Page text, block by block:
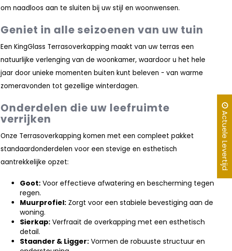
om naadloos aan te sluiten bij uw stijl en woonwensen.
Geniet in alle seizoenen van uw tuin
Een KingGlass Terrasoverkapping maakt van uw terras een
natuurlijke verlenging van de woonkamer, waardoor u het hele
jaar door unieke momenten buiten kunt beleven - van warme
zomeravonden tot gezellige winterdagen.
Onderdelen die uw leefruimte
verrijken
Onze Terrasoverkapping komen met een compleet pakket
standaardonderdelen voor een stevige en esthetisch
aantrekkelijke opzet:
Goot:Voor effectieve afwatering en bescherming tegen
regen.
Muurprofiel:Zorgt voor een stabiele bevestiging aan de
woning.
Sierkap:Verfraait de overkapping met een esthetisch
detail.
Staander & Ligger:Vormen de robuuste structuur en
Actuele Levertijd